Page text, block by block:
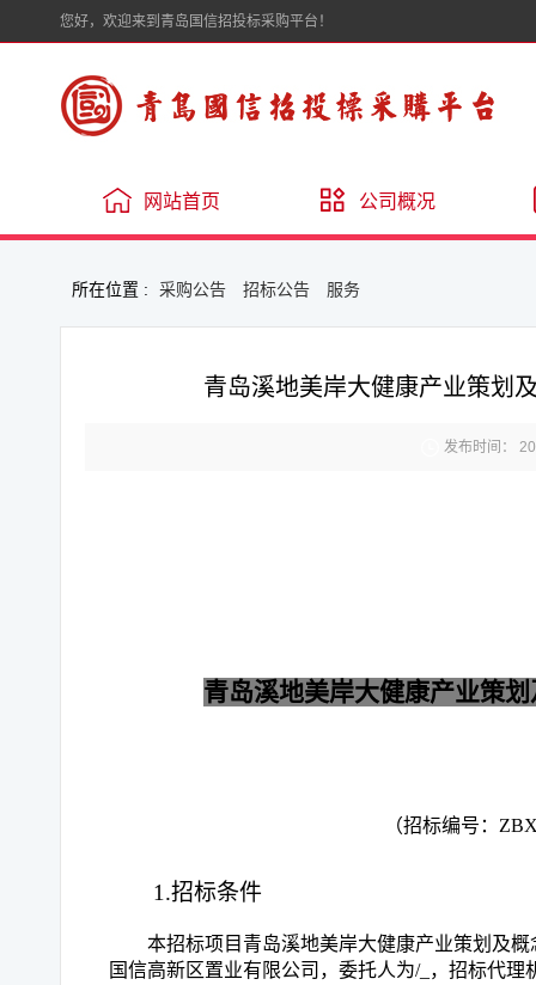
您好，欢迎来到青岛国信招投标采购平台！
网站首页 公司概况
所在位置 : 采购公告 招标公告 服务
青岛溪地美岸大健康产业策划
发布时间：
青岛溪地美岸大健康产业策
（招标编号：
1.招标条件
本招标项目青岛溪地美岸大健康产业策划及
国信高新区置业有限公司，委托人为/_，招标代理